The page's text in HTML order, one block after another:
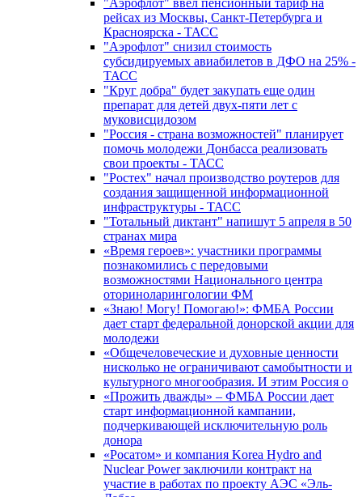
"Аэрофлот" ввел пенсионный тариф на
рейсах из Москвы, Санкт-Петербурга и
Красноярска - ТАСС
"Аэрофлот" снизил стоимость
субсидируемых авиабилетов в ДФО на 25% -
ТАСС
"Круг добра" будет закупать еще один
препарат для детей двух-пяти лет с
муковисцидозом
"Россия - страна возможностей" планирует
помочь молодежи Донбасса реализовать
свои проекты - ТАСС
"Ростех" начал производство роутеров для
создания защищенной информационной
инфраструктуры - ТАСС
"Тотальный диктант" напишут 5 апреля в 50
странах мира
«Время героев»: участники программы
познакомились с передовыми
возможностями Национального центра
оториноларингологии ФМ
«Знаю! Могу! Помогаю!»: ФМБА России
дает старт федеральной донорской акции для
молодежи
«Общечеловеческие и духовные ценности
нисколько не ограничивают самобытности и
культурного многообразия. И этим Россия о
«Прожить дважды» – ФМБА России дает
старт информационной кампании,
подчеркивающей исключительную роль
донора
«Росатом» и компания Korea Hydro and
Nuclear Power заключили контракт на
участие в работах по проекту АЭС «Эль-